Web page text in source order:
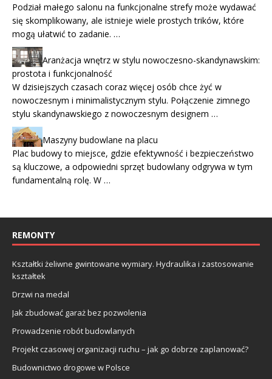
Podział małego salonu na funkcjonalne strefy może wydawać
się skomplikowany, ale istnieje wiele prostych trików, które
mogą ułatwić to zadanie. …
Aranżacja wnętrz w stylu nowoczesno-skandynawskim:
prostota i funkcjonalność
W dzisiejszych czasach coraz więcej osób chce żyć w
nowoczesnym i minimalistycznym stylu. Połączenie zimnego
stylu skandynawskiego z nowoczesnym designem …
Maszyny budowlane na placu
Plac budowy to miejsce, gdzie efektywność i bezpieczeństwo
są kluczowe, a odpowiedni sprzęt budowlany odgrywa w tym
fundamentalną rolę. W …
REMONTY
Kształtki żeliwne gwintowane wymiary. Hydraulika i zastosowanie
kształtek
Drzwi na medal
Jak zbudować garaż bez pozwolenia
Prowadzenie robót budowlanych
Projekt czasowej organizacji ruchu – jak go dobrze zaplanować?
Budownictwo drogowe w Polsce